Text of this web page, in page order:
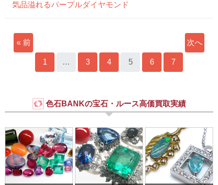
気品溢れるパープルダイヤモンド
« 前
1 … 3 4 5 6 7
次へ
色石BANKの宝石・ルース高価買取実績